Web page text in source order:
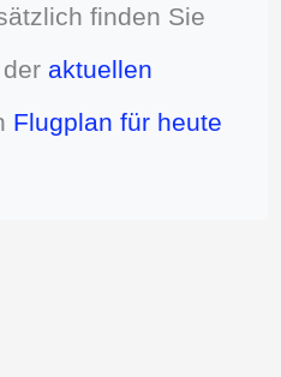
finden Sie
aktuellen
Flugplan für heute